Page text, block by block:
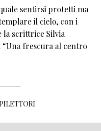
sentirsi protetti ma
il cielo, con i
la scrittrice Silvia
frescura al centro